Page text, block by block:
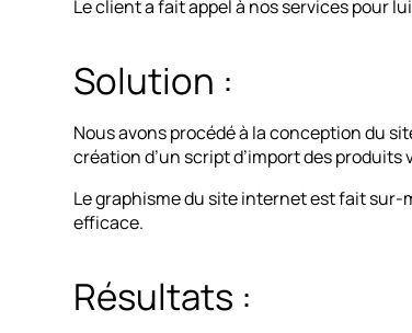
Le client a fait appel à nos services pour
Solution :
Nous avons procédé à la conception du
création d’un script d’import des
Le graphisme du site internet est fait
efficace.
Résultats :